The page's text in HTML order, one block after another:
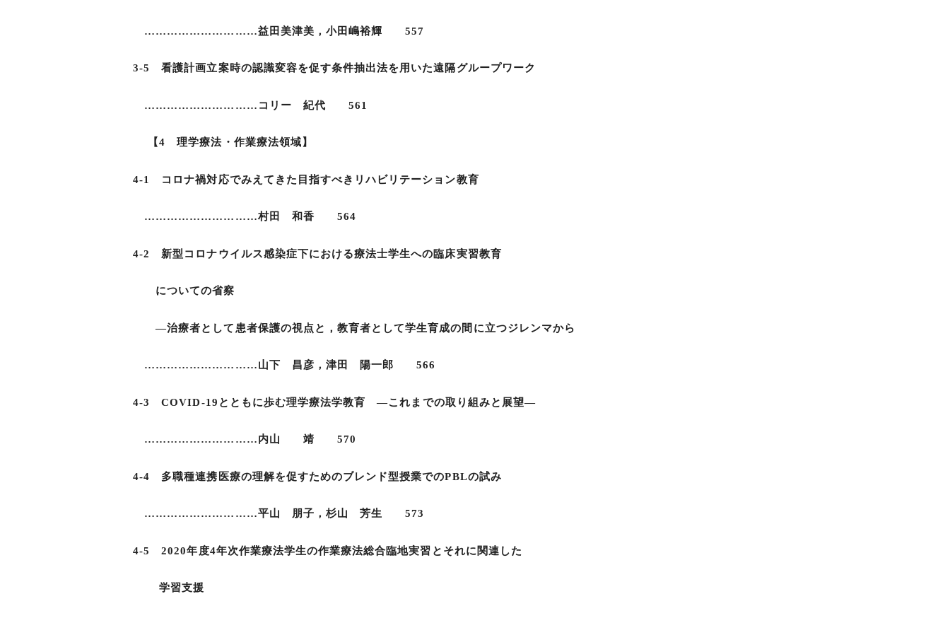
…………………………益田美津美，小田嶋裕輝 557
3-5 看護計画立案時の認識変容を促す条件抽出法を用いた遠隔グループワーク
…………………………コリー 紀代 561
【4 理学療法・作業療法領域】
4-1 コロナ禍対応でみえてきた目指すべきリハビリテーション教育
…………………………村田 和香 564
4-2 新型コロナウイルス感染症下における療法士学生への臨床実習教育
についての省察
―治療者として患者保護の視点と，教育者として学生育成の間に立つジレンマから
…………………………山下 昌彦，津田 陽一郎 566
4-3 COVID-19とともに歩む理学療法学教育 ―これまでの取り組みと展望―
…………………………内山 靖 570
4-4 多職種連携医療の理解を促すためのブレンド型授業でのPBLの試み
…………………………平山 朋子，杉山 芳生 573
4-5 2020年度4年次作業療法学生の作業療法総合臨地実習とそれに関連した
学習支援